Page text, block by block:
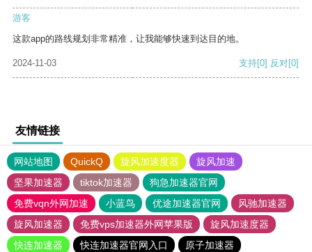
游客
这款app的路线规划非常精准，让我能够快速到达目的地。
2024-11-03 支持[0] 反对[0]
友情链接
网站地图 QuickQ 旋风加速度器
旋风加速
坚果加速器
tiktok加速器
狗急加速器官网
免费vqn外网加速
小蓝鸟 优途加速器官网
风驰加速器
旋风加速器
免费vps加速器外网苹果版
旋风加速度器
快连加速器
快连加速器官网入口
原子加速器